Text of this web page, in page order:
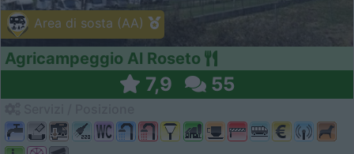
Area di sosta (AA)
Agricampeggio Al Roseto
7,9 55